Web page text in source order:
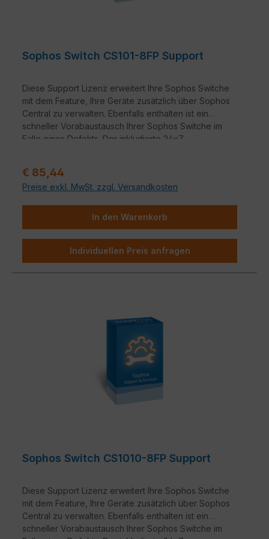
Sophos Switch CS101-8FP Support
Diese Support Lizenz erweitert Ihre Sophos Switche
mit dem Feature, Ihre Geräte zusätzlich über Sophos
Central zu verwalten. Ebenfalls enthalten ist ein
schneller Vorabaustausch Ihrer Sophos Switche im
Falle eines Defekts. Der inkludierte 24x7
Sollte die Lizenz vor Erneuerung ablaufen, so wird
die Verwaltung über Sophos Central in den „Read-
Einblick auf die Oberfläche, können hierüber aber
keine Änderungen vornehmen.
Regulärer Preis:
€ 85,44
Preise exkl. MwSt. zzgl. Versandkosten
In den Warenkorb
Individuellen Preis anfragen
Sophos Switch CS1010-8FP Support
Diese Support Lizenz erweitert Ihre Sophos Switche
mit dem Feature, Ihre Geräte zusätzlich über Sophos
Central zu verwalten. Ebenfalls enthalten ist ein
schneller Vorabaustausch Ihrer Sophos Switche im